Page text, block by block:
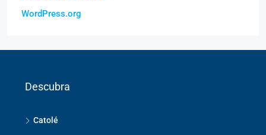
WordPress.org
Descubra
Catolé